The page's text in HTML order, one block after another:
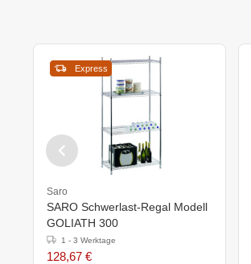
Express
Saro
SARO Schwerlast-Regal Modell
GOLIATH 300
1 - 3 Werktage
128,67 €